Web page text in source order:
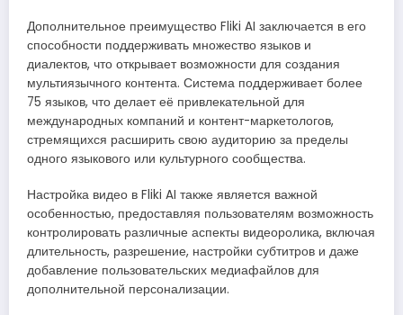
Дополнительное преимущество Fliki AI заключается в его
способности поддерживать множество языков и
диалектов, что открывает возможности для создания
мультиязычного контента. Система поддерживает более
75 языков, что делает её привлекательной для
международных компаний и контент-маркетологов,
стремящихся расширить свою аудиторию за пределы
одного языкового или культурного сообщества.
Настройка видео в Fliki AI также является важной
особенностью, предоставляя пользователям возможность
контролировать различные аспекты видеоролика, включая
длительность, разрешение, настройки субтитров и даже
добавление пользовательских медиафайлов для
дополнительной персонализации.